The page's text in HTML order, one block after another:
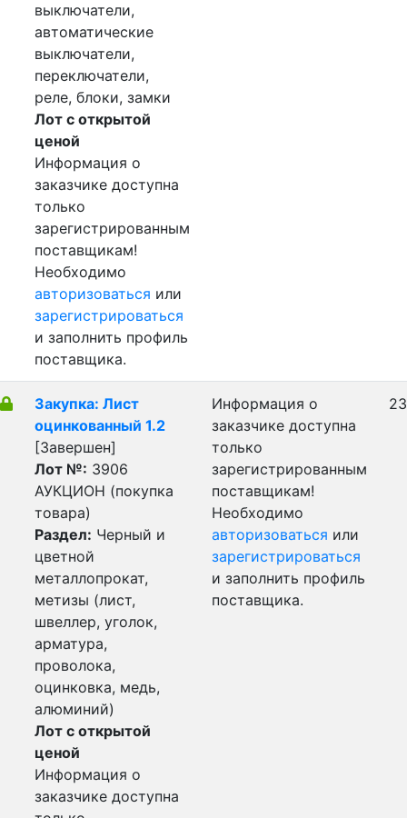
выключатели,
автоматические
выключатели,
переключатели,
реле, блоки, замки
Лот с открытой
ценой
Информация о
заказчике доступна
только
зарегистрированным
поставщикам!
Необходимо
авторизоваться или
зарегистрироваться
и заполнить профиль
поставщика.
Закупка: Лист
оцинкованный 1.2
[Завершен]
Лот №: 3906
АУКЦИОН (покупка
товара)
Раздел: Черный и
цветной
металлопрокат,
метизы (лист,
швеллер, уголок,
арматура,
проволока,
оцинковка, медь,
алюминий)
Лот с открытой
ценой
Информация о
заказчике доступна
Информация о
заказчике доступна
только
зарегистрированным
поставщикам!
Необходимо
авторизоваться или
зарегистрироваться
и заполнить профиль
поставщика.